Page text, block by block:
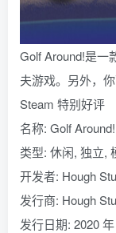
Golf Around!是一
夫游戏。另外，
Steam 特别好评
名称: Golf Around!
类型: 休闲, 独立,
开发者: Hough
发行商: Hough
发行日期: 2020